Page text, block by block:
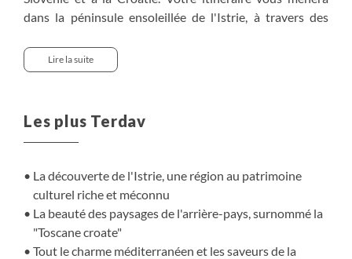
dans la péninsule ensoleillée de l'Istrie, à travers des
perchées au sommet des collines, vignobles et vallées
fertiles. Laissez-vous surprendre par les charmes d'un
Lire la suite
Les plus Terdav
La découverte de l'Istrie, une région au patrimoine
culturel riche et méconnu
La beauté des paysages de l'arrière-pays, surnommé la
"Toscane croate"
Tout le charme méditerranéen et les saveurs de la